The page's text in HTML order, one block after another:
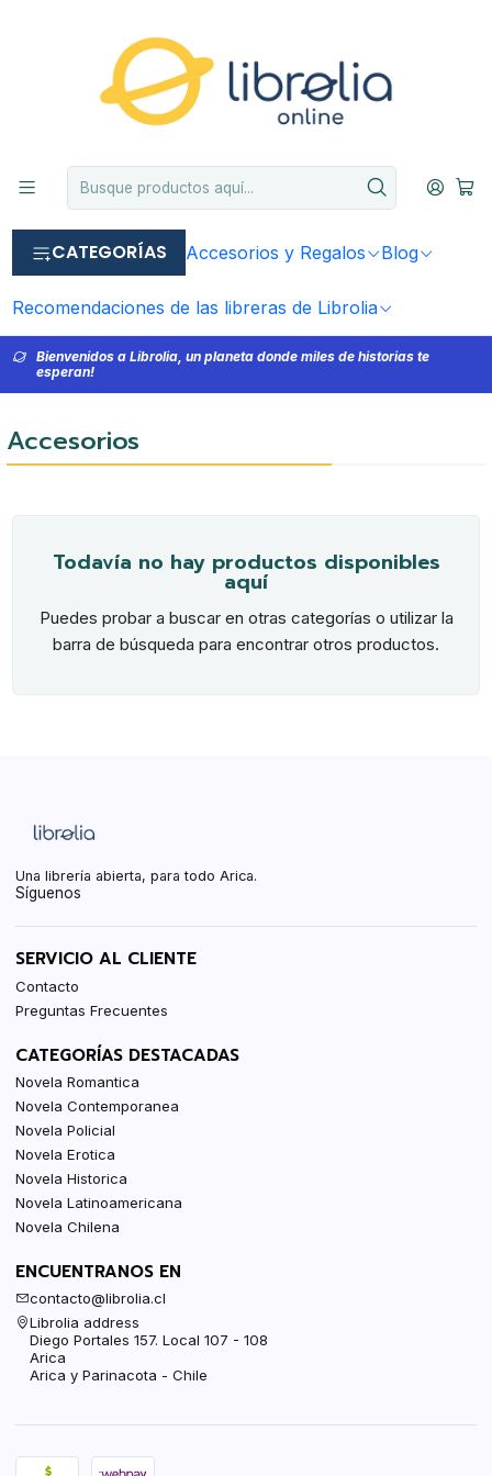
CATEGORÍAS Accesorios y Regalos Blog
Recomendaciones de las libreras de Librolia
Bienvenidos a Librolia, un planeta donde miles de historias te
esperan!
Accesorios
Todavía no hay productos disponibles
aquí
Puedes probar a buscar en otras categorías o utilizar la
barra de búsqueda para encontrar otros productos.
Una librería abierta, para todo Arica.
Síguenos
SERVICIO AL CLIENTE
Contacto
Preguntas Frecuentes
CATEGORÍAS DESTACADAS
Novela Romantica
Novela Contemporanea
Novela Policial
Novela Erotica
Novela Historica
Novela Latinoamericana
Novela Chilena
ENCUENTRANOS EN
contacto@librolia.cl
Librolia address
Diego Portales 157. Local 107 - 108
Arica
Arica y Parinacota - Chile